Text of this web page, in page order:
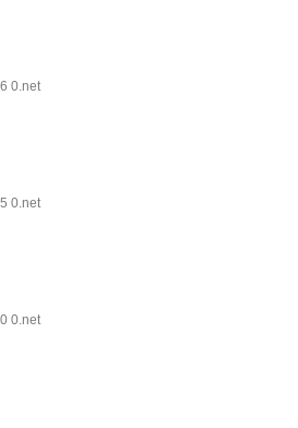
0.net
0.net
0.net